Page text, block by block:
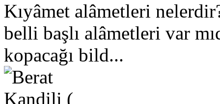
Kıyâmet alâmetleri
belli başlı alâmetleri var
kopacağı bild...